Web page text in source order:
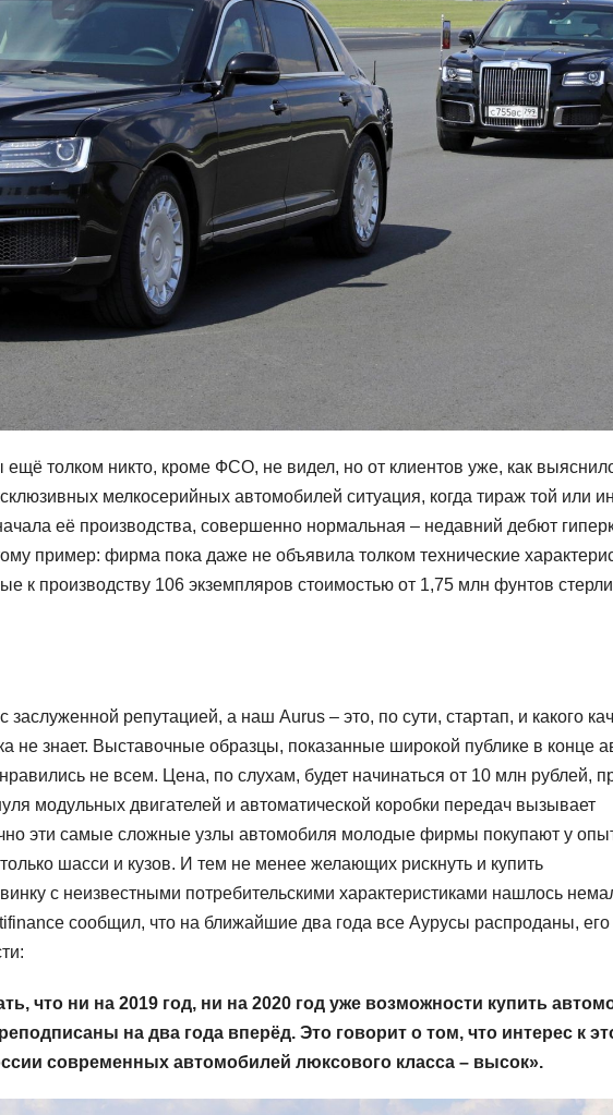
толком никто, кроме ФСО, не видел, но от клиентов уже, как
мелкосерийных автомобилей ситуация, когда тираж той или
её производства, совершенно нормальная – недавний дебют
пример: фирма пока даже не объявила толком технические
к производству 106 экземпляров стоимостью от 1,75 млн фунтов
репутацией, а наш Aurus – это, по сути, стартап, и какого
не знает. Выставочные образцы, показанные широкой публике в конце
не всем. Цена, по слухам, будет начинаться от 10 млн рублей,
модульных двигателей и автоматической коробки передач вызывает
эти самые сложные узлы автомобиля молодые фирмы покупают у
шасси и кузов. И тем не менее желающих рискнуть и купить
с неизвестными потребительскими характеристиками нашлось
сообщил, что на ближайшие два года все Аурусы распроданы, его
что ни на 2019 год, ни на 2020 год уже возможности купить
на два года вперёд. Это говорит о том, что интерес к
современных автомобилей люксового класса – высок».